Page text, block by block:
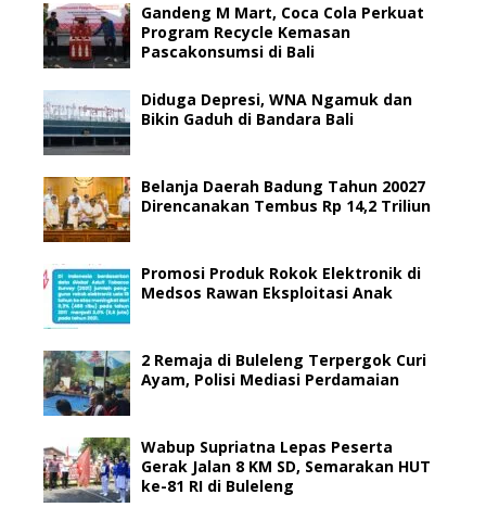
Gandeng M Mart, Coca Cola Perkuat
Program Recycle Kemasan
Pascakonsumsi di Bali
Diduga Depresi, WNA Ngamuk dan
Bikin Gaduh di Bandara Bali
Belanja Daerah Badung Tahun 20027
Direncanakan Tembus Rp 14,2 Triliun
Promosi Produk Rokok Elektronik di
Medsos Rawan Eksploitasi Anak
2 Remaja di Buleleng Terpergok Curi
Ayam, Polisi Mediasi Perdamaian
Wabup Supriatna Lepas Peserta
Gerak Jalan 8 KM SD, Semarakan HUT
ke-81 RI di Buleleng